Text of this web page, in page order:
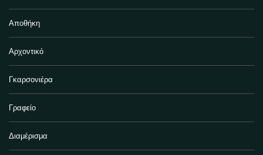
Αποθήκη
Αρχοντικό
Γκαρσονιέρα
Γραφείο
Διαμέρισμα